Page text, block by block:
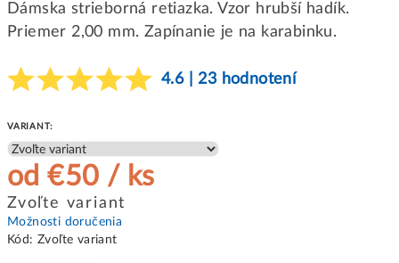
Dámska strieborná retiazka. Vzor hrubší hadík.
Priemer 2,00 mm. Zapínanie je na karabinku.
4.6 | 23 hodnotení
VARIANT:
od€50 / ks
Jednotková
cena:
Zvoľte variant
Možnosti doručenia
Kód: Zvoľte variant